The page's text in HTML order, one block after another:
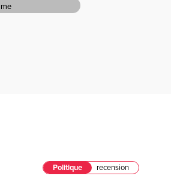
Politique recension